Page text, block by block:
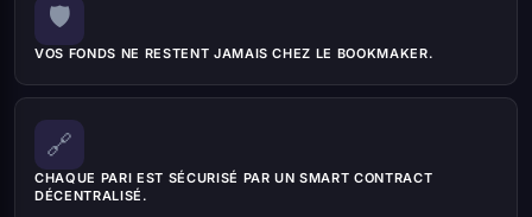
🛡️
VOS FONDS NE RESTENT JAMAIS CHEZ LE BOOKMAKER.
🔗
CHAQUE PARI EST SÉCURISÉ PAR UN SMART CONTRACT
DÉCENTRALISÉ.